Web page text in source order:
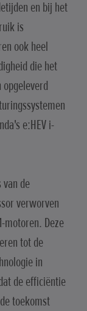
en bij het
is
ook heel
die het
e:HEV i-
de
verworven
motoren. Deze
tot de
in
de efficiëntie
toekomst